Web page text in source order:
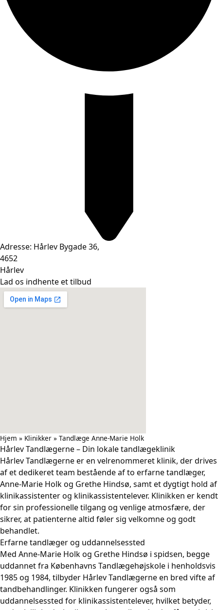
Adresse: Hårlev Bygade 36,
4652
Hårlev
Lad os indhente et tilbud
Hjem » Klinikker » Tandlæge Anne-Marie Holk
Hårlev Tandlægerne – Din lokale tandlægeklinik
Hårlev Tandlægerne er en velrenommeret klinik, der drives
af et dedikeret team bestående af to erfarne tandlæger,
Anne-Marie Holk og Grethe Hindsø, samt et dygtigt hold af
klinikassistenter og klinikassistentelever. Klinikken er kendt
for sin professionelle tilgang og venlige atmosfære, der
sikrer, at patienterne altid føler sig velkomne og godt
behandlet.
Erfarne tandlæger og uddannelsessted
Med Anne-Marie Holk og Grethe Hindsø i spidsen, begge
uddannet fra Københavns Tandlægehøjskole i henholdsvis
1985 og 1984, tilbyder Hårlev Tandlægerne en bred vifte af
tandbehandlinger. Klinikken fungerer også som
uddannelsessted for klinikassistentelever, hvilket betyder,